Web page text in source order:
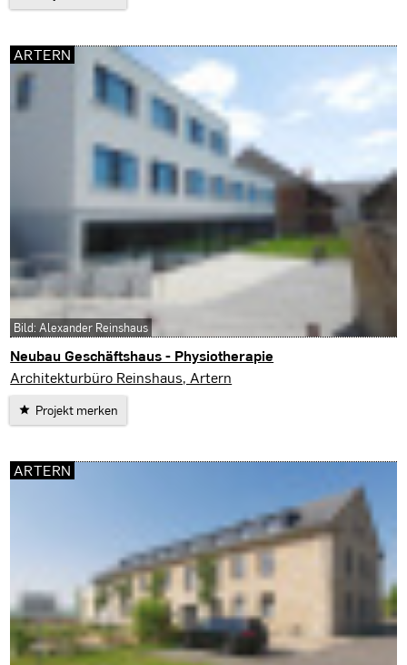
Neubau Geschäftshaus - Physiotherapie
Artern
Architekturbüro Reinshaus, Artern
Projekt merken
ARTERN
Bild: Alexander Reinshaus
ARTERN